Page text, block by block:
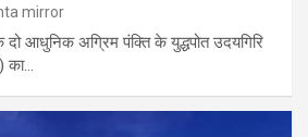
mirror
आधुनिक अग्रिम पंक्ति के युद्धपोत उदयगिरि
का…